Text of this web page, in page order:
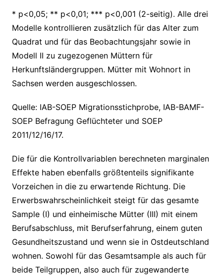
* p<0,05; ** p<0,01; *** p<0,001 (2-seitig). Alle drei
Modelle kontrollieren zusätzlich für das Alter zum
Quadrat und für das Beobachtungsjahr sowie in
Modell II zu zugezogenen Müttern für
Herkunftsländergruppen. Mütter mit Wohnort in
Sachsen werden ausgeschlossen.
Quelle: IAB-SOEP Migrationsstichprobe, IAB-BAMF-
SOEP Befragung Geflüchteter und SOEP
2011/12/16/17.
Die für die Kontrollvariablen berechneten marginalen
Effekte haben ebenfalls größtenteils signifikante
Vorzeichen in die zu erwartende Richtung. Die
Erwerbswahrscheinlichkeit steigt für das gesamte
Sample (I) und einheimische Mütter (III) mit einem
Berufsabschluss, mit Berufserfahrung, einem guten
Gesundheitszustand und wenn sie in Ostdeutschland
wohnen. Sowohl für das Gesamtsample als auch für
beide Teilgruppen, also auch für zugewanderte